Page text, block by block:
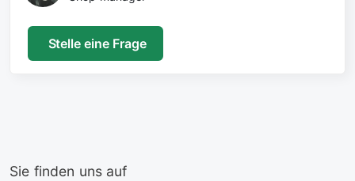
Stelle eine Frage
Sie finden uns auf